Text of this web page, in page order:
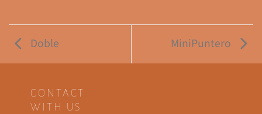
Doble MiniPuntero
CONTACT
WITH US